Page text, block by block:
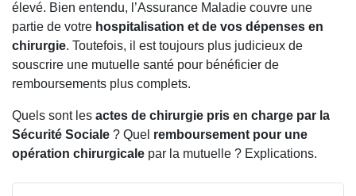
élevé. Bien entendu, l’Assurance Maladie couvre une
partie de votre hospitalisation et de vos dépenses en
chirurgie. Toutefois, il est toujours plus judicieux de
souscrire une mutuelle santé pour bénéficier de
remboursements plus complets.
Quels sont les actes de chirurgie pris en charge par la
Sécurité Sociale ? Quel remboursement pour une
opération chirurgicale par la mutuelle ? Explications.